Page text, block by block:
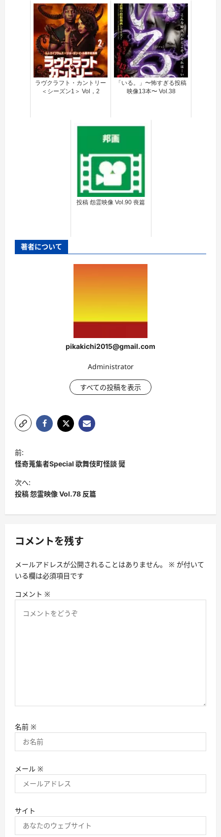
ラヴクラフト・カントリー
＜シーズン1＞ Vol，2
「いる。」〜怖すぎる投稿
映像13本〜 Vol.38
投稿 怨霊映像 Vol.90 喪篇
著者について
pikakichi2015@gmail.com
Administrator
すべての投稿を表示
投
稿
ナ
ビ
シ
ン
前:
怪奇蒐集者Special 歌舞伎町怪談 魘
次へ:
投稿 怨霊映像 Vol.78 反篇
コメントを残す
メールアドレスが公開されることはありません。 ※ が付いて
いる欄は必須項目です
コメント ※
名前 ※
メール ※
サイト